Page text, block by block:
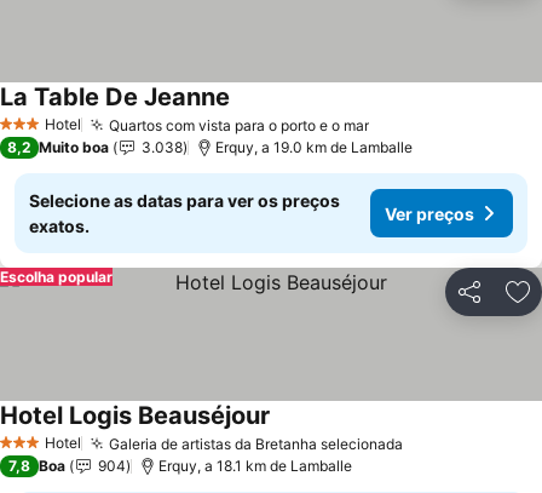
3 EstrelasHotel Quartos com vista para o porto e o mar
La Table De Jeanne
8,2 Muito boa 3.038 Erquy, a 19.0 km de Lamballe
Selecione as datas para ver os preços
exatos.
Ver preços
Partilhar
Escolha popular
3 EstrelasHotel Galeria de artistas da Bretanha selecionada
Hotel Logis Beauséjour
7,8 Boa 904 Erquy, a 18.1 km de Lamballe